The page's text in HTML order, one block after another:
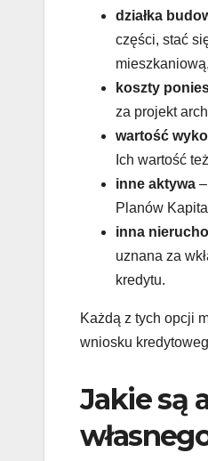
działka
części, stać
koszty
za projekt
wartość
Ich wartość
inne aktywa
Planów
inna
uznana za
kredytu.
Każdą z tych opcji
wniosku
Jakie są